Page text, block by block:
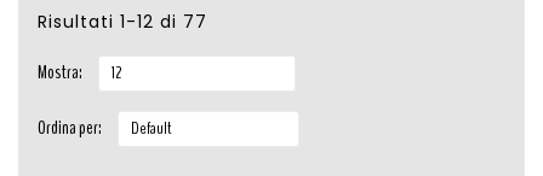
Risultati 1-12 di 77
Mostra:
Ordina per: